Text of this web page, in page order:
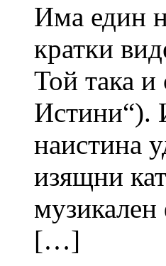
Има един
кратки
Той така и
Истини“).
наистина
изящни
[…]